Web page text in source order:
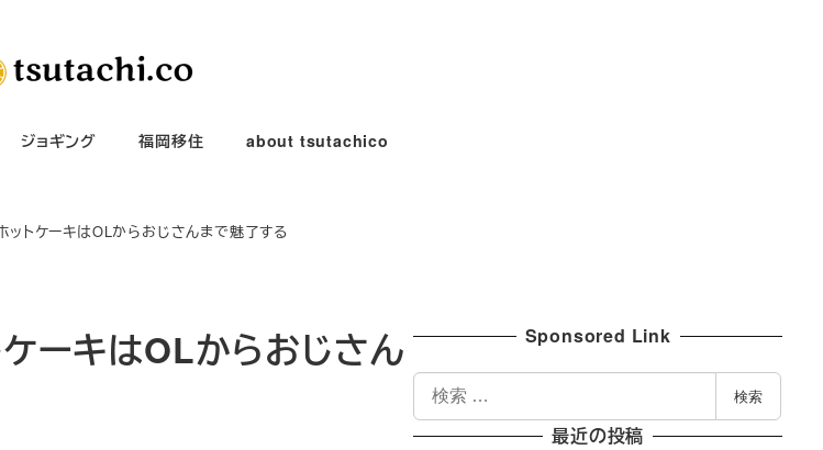
ジョギング 福岡移住 about tsutachico
ットケーキはOLからおじさんまで魅了する
ケーキはOLからおじさん
Sponsored Link
索
検索
最近の投稿